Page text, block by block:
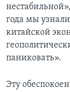
года мы
китайской
паниковать».
Эту